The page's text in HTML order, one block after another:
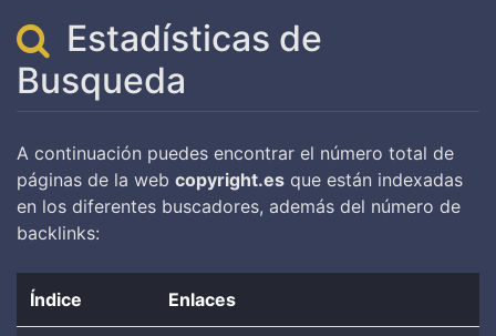
Estadísticas de
Busqueda
A continuación puedes encontrar el número total de
páginas de la web copyright.es que están indexadas
en los diferentes buscadores, además del número de
backlinks:
Índice Enlaces